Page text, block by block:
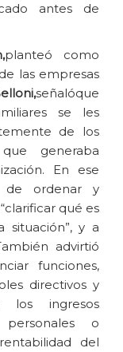
antes de
planteó como
las empresas
señalóque
se les
de los
generaba
En ese
de ordenar y
qué es
y a
advirtió
funciones,
directivos y
los ingresos
personales o
del